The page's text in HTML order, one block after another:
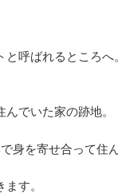
呼ばれるところへ
でいた家の跡地。
身を寄せ合って住
す。